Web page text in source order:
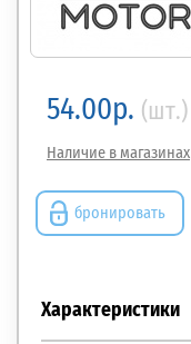
54.00р. (шт.)
Наличие в магазинах
бронировать
Характеристики